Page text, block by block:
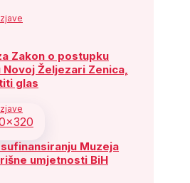
Zakon o postupku
Željezari Zenica,
glas
Muzeja
umjetnosti BiH